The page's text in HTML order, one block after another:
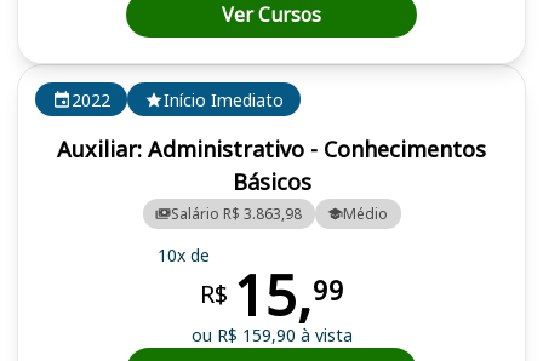
2022 Início Imediato
Auxiliar: Administrativo - Conhecimentos
Básicos
Salário R$ 3.863,98 Médio
10x de
R$ 15,99
ou R$ 159,90 à vista
Ver Cursos